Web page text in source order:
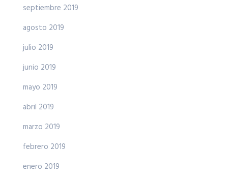
septiembre 2019
agosto 2019
julio 2019
junio 2019
mayo 2019
abril 2019
marzo 2019
febrero 2019
enero 2019